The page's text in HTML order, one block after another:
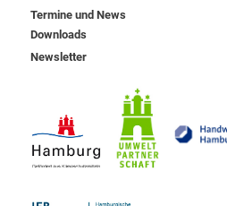
Termine und News
Downloads
Newsletter